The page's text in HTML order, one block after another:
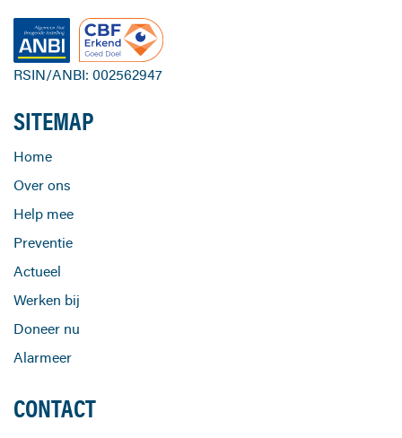
RSIN/ANBI: 002562947
SITEMAP
Home
Over ons
Help mee
Preventie
Actueel
Werken bij
Doneer nu
Alarmeer
CONTACT